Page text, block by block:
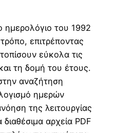
ημερολόγιο του 1992
επιτρέποντας
εύκολα τις
τη δομή του έτους.
αναζήτηση
ημερών
της λειτουργίας
αρχεία PDF